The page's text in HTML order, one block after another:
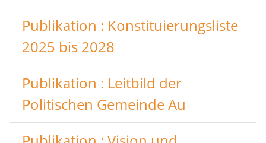
Publikation : Konstituierungsliste
2025 bis 2028
Publikation : Leitbild der
Politischen Gemeinde Au